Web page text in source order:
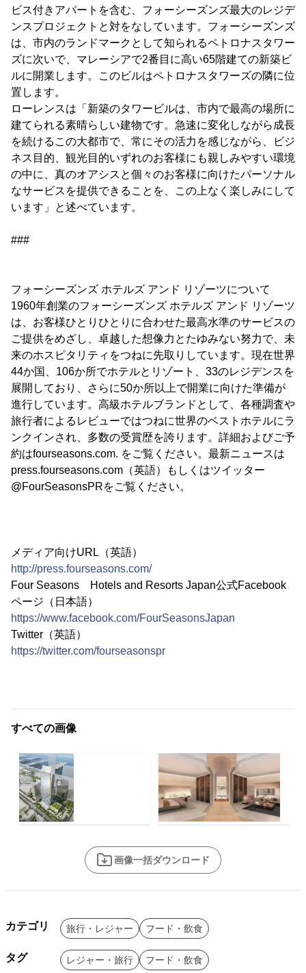
ビス付きアパートを含む、フォーシーズンズ最大のレジデ
ンスプロジェクトと対をなしています。フォーシーズンズ
は、市内のランドマークとして知られるペトロナスタワー
ズに次いで、マレーシアで2番目に高い65階建ての新築ビ
ルに開業します。このビルはペトロナスタワーズの隣に位
置します。
ローレンスは「新築のタワービルは、市内で最高の場所に
建てられる素晴らしい建物です。急速に変化しながら成長
を続けるこの大都市で、常にその活力を感じながら、ビジ
ネス目的、観光目的いずれのお客様にも親しみやすい環境
の中に、真のオアシスと個々のお客様に向けたパーソナル
なサービスを提供できることを、この上なく楽しみにして
います」と述べています。
###
フォーシーズンズ ホテルズ アンド リゾーツについて
1960年創業のフォーシーズンズ ホテルズ アンド リゾーツ
は、お客様ひとりひとりに合わせた最高水準のサービスの
ご提供をめざし、卓越した想像力とたゆみない努力で、未
来のホスピタリティをつねに先取りしています。現在世界
44か国、106か所でホテルとリゾート、33のレジデンスを
展開しており、さらに50か所以上で開業に向けた準備が
進行しています。高級ホテルブランドとして、各種調査や
旅行者によるレビューではつねに世界のベストホテルにラ
ンクインされ、多数の受賞歴を誇ります。詳細およびご予
約はfourseasons.com. をご覧ください。最新ニュースは
press.fourseasons.com（英語）もしくはツイッター
@FourSeasonsPRをご覧ください。
メディア向けURL（英語）
http://press.fourseasons.com/
Four Seasons Hotels and Resorts Japan公式Facebook
ページ（日本語）
https://www.facebook.com/FourSeasonsJapan
Twitter（英語）
https://twitter.com/fourseasonspr
すべての画像
画像一括ダウンロード
カテゴリ 旅行・レジャー フード・飲食
タグ レジャー・旅行 フード・飲食